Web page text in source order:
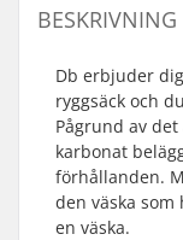
BESKRIVNING
Db erbjuder
ryggsäck och
Pågrund av
karbonat
förhållanden.
den väska
en väska.